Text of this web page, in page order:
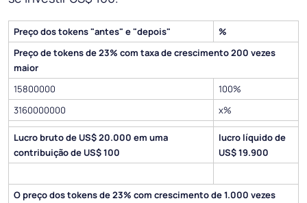
Preço dos tokens "antes" e "depois"
%
Preço de tokens de 23% com taxa de crescimento 200 vezes
maior
15800000
100%
3160000000
x%
Lucro bruto de US$ 20.000 em uma
contribuição de US$ 100
lucro líquido de
US$ 19.900
O preço dos tokens de 23% com crescimento de 1.000 vezes